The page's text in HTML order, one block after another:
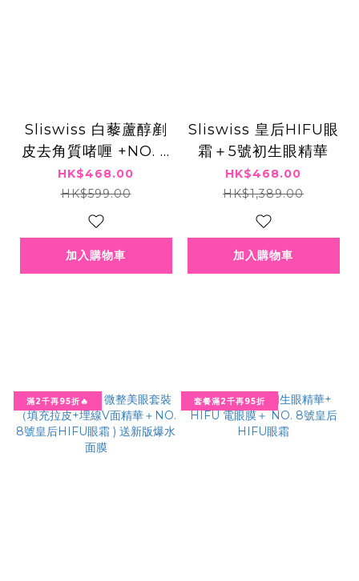
Sliswiss 白藜蘆醇剷
皮去角質啫喱 +NO. 8
號皇后HIFU眼霜 X1
HK$468.00
HK$599.00
加入購物車
Sliswiss 皇后HIFU眼
霜＋5號初生眼精華
HK$468.00
HK$1,389.00
加入購物車
滿2千再95折🔥 套餐滿2千再95折